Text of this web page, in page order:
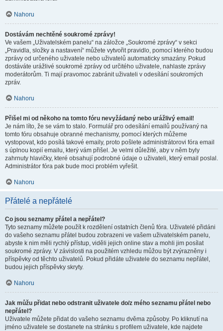
Nahoru
Dostávám nechtěné soukromé zprávy!
Ve vašem „Uživatelském panelu“ na záložce „Soukromé zprávy“ v sekci
„Pravidla, složky a nastavení“ můžete vytvořit pravidlo, pomocí kterého budou
zprávy od určeného uživatele nebo uživatelů automaticky smazány. Pokud
dostáváte urážlivé soukromé zprávy od určitého uživatele, nahlaste zprávy
moderátorům. Ti mají pravomoc zabránit uživateli v odesílání soukromých
zpráv.
Nahoru
Přišel mi od někoho na tomto fóru nevyžádaný nebo urážlivý email!
Je nám líto, že se vám to stalo. Formulář pro odesílání emailů používaný na
tomto fóru obsahuje obranné mechanismy, pomocí kterých můžeme
vystopovat, kdo posílá takové emaily, proto pošlete administrátorovi fóra email
s úplnou kopií emailu, který vám přišel. Je velmi důležité, aby v něm byly
zahrnuty hlavičky, které obsahují podrobné údaje o uživateli, který email poslal.
Administrátor fóra pak bude moci problém vyřešit.
Nahoru
Přátelé a nepřátelé
Co jsou seznamy přátel a nepřátel?
Tyto seznamy můžete použít k rozdělení ostatních členů fóra. Uživatelé přidáni
do vašeho seznamu přátel budou zobrazeni ve vašem uživatelském panelu,
abyste k nim měli rychlý přístup, viděli jejich online stav a mohli jim posílat
soukromé zprávy. V závislosti na použitém vzhledu můžou být zvýrazněny i
příspěvky od těchto uživatelů. Pokud přidáte uživatele do seznamu nepřátel,
budou jejich příspěvky skryty.
Nahoru
Jak můžu přidat nebo odstranit uživatele do/z mého seznamu přátel nebo
nepřátel?
Uživatele můžete přidat do vašeho seznamu dvěma způsoby. Po kliknutí na
jméno uživatele se dostanete na stránku s profilem uživatele, kde najdete